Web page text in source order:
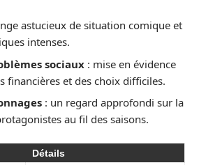
astucieux de situation comique et
intenses.
sociaux : mise en évidence
financières et des choix difficiles.
: un regard approfondi sur la
au fil des saisons.
Détails